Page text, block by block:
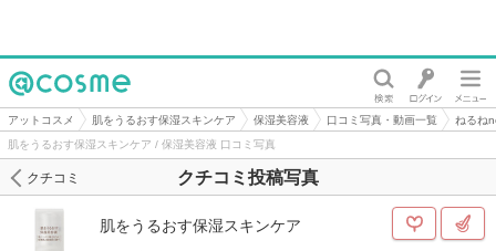
@cosme
アットコスメ 肌をうるおす保湿スキンケア 保湿美容液 口コミ写真・動画一覧
ねるね
肌をうるおす保湿スキンケア / 保湿美容液 口コミ写真
クチコミ投稿写真
クチコミ
肌をうるおす保湿スキンケア